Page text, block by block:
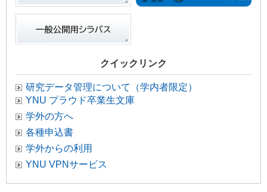
クイックリンク
研究データ管理について（学内者限定）
YNU プラウド卒業生文庫
学外の方へ
各種申込書
学外からの利用
YNU VPNサービス